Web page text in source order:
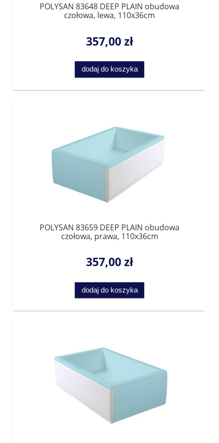
POLYSAN 83648 DEEP PLAIN obudowa
czołowa, lewa, 110x36cm
357,00 zł
dodaj do koszyka
POLYSAN 83659 DEEP PLAIN obudowa
czołowa, prawa, 110x36cm
357,00 zł
dodaj do koszyka